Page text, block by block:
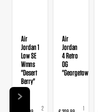
Air
Jordan 1
Low SE
Wmns
"Desert
Berry"
2
Air
Jordan
4 Retro
OG
"Georgetown"
1